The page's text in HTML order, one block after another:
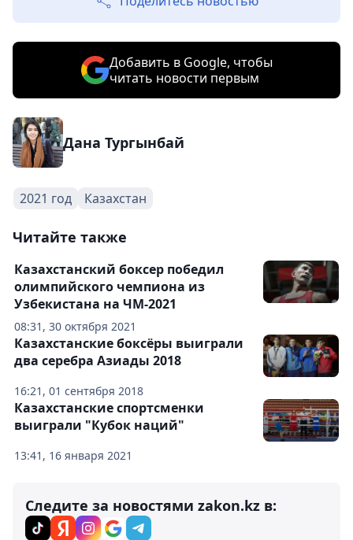
Добавить в Google, чтобы
читать новости первым
Дана Тургынбай
2021 год Казахстан
Читайте также
08:31, 30 октября 2021
Казахстанский боксер победил
олимпийского чемпиона из
Узбекистана на ЧМ-2021
16:21, 01 сентября 2018
Казахстанские боксёры выиграли
два серебра Азиады 2018
13:41, 16 января 2021
Казахстанские спортсменки
выиграли "Кубок наций"
Следите за новостями zakon.kz в: